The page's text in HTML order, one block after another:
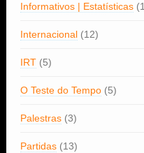
Informativos | Estatísticas
Internacional(12)
IRT(5)
O Teste do Tempo(5)
Palestras(3)
Partidas(13)